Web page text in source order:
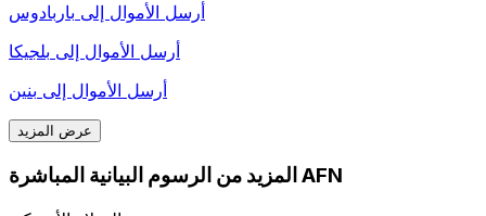
أرسل الأموال إلى باربادوس
أرسل الأموال إلى بلجيكا
أرسل الأموال إلى بنين
عرض المزيد
المزيد من الرسوم البيانية المباشرة AFN